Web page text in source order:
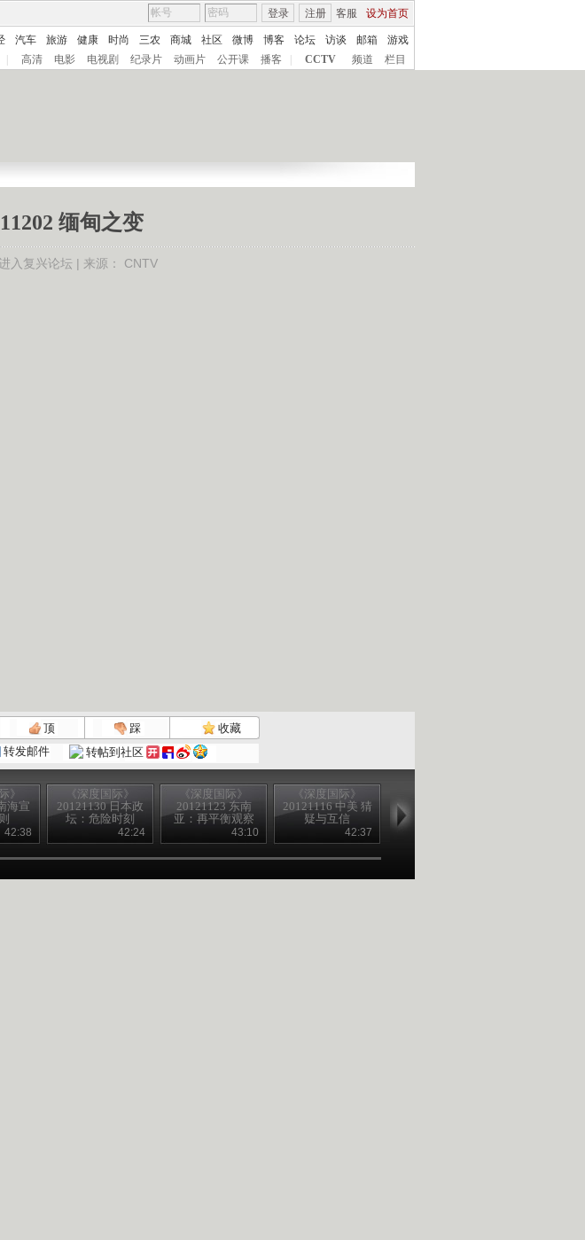
客服 设为首页
登录 注册
汽车 旅游 健康 时尚 三农 商城 社区 微博 博客 论坛 访谈 邮箱
游戏
高清 电影 电视剧 纪录片 动画片 公开课 播客 CCTV 频道 栏目
缅甸之变
入复兴论坛 | 来源： CNTV
顶 踩
收藏
转发邮件 转帖到社区
》
海宣
42:38
《深度国际》
20121130 日本政
坛：危险时刻
42:24
《深度国际》
20121123 东南
亚：再平衡观察
43:10
《深度国际》
20121116 中美 猜
疑与互信
42:37
20121109 战败之